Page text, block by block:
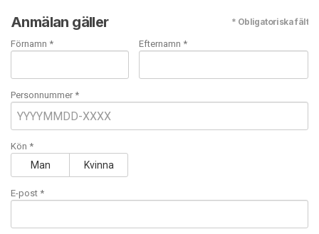
Anmälan gäller * Obligatoriska fält
Förnamn * Efternamn *
Personnummer *
Kön *
Man Kvinna
E-post *